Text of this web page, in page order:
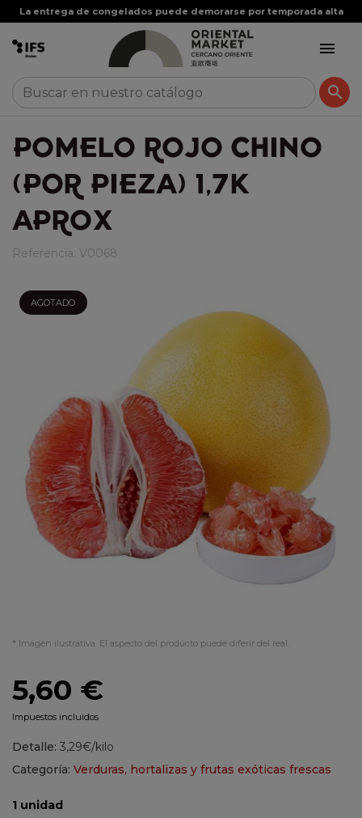
La entrega de congelados puede demorarse por temporada alta


POMELO ROJO CHINO
(POR PIEZA) 1,7K
APROX
Referencia: V0068
AGOTADO
* Imagen ilustrativa. El aspecto del producto puede diferir del real.
5,60 €
Impuestos incluidos
Detalle: 3,29€/kilo
Categoría: Verduras, hortalizas y frutas exóticas frescas
1 unidad